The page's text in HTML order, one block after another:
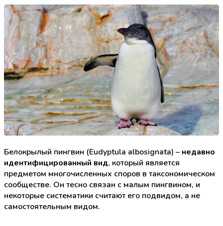
Белокрылый пингвин (Eudyptula albosignata) – недавно
идентифицированный вид, который является
предметом многочисленных споров в таксономическом
сообществе. Он тесно связан с малым пингвином, и
некоторые систематики считают его подвидом, а не
самостоятельным видом.